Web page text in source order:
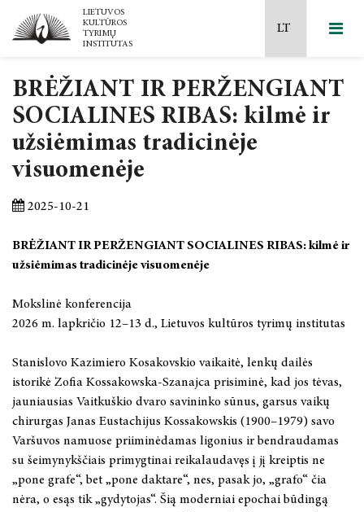
2026 m. balandžio 25 d.
2026 m. gegužės 7-8 d.
2026 m. gegužės 29- 30 d.
2026 m. lapkričio 12–13 d
2026 m. lapkričio 13 d.
2026 m. lapkričio 19–20 d.
2026 m. lapkričio 26 d.
Mokslinių tyrimų kryptys ir temos
Ilgalaikės programos
Bendradarbiavimo sutartys
Naujausi leidiniai
Monografijos, studijos, taikomieji leidiniai
Straipsnių rinkiniai
2025 m. gruodžio 5 d.
2025 m. lapkričio 20–21 d.
2025 m. lapkričio 20 d.
2025 m. lapkričio 19–20 d.
2025 m. lapkričio 19 d.
BRĖŽIANT IR PERŽENGIANT
SOCIALINES RIBAS: kilmė ir
užsiėmimas tradicinėje
visuomenėje
2025-10-21
BRĖŽIANT IR PERŽENGIANT SOCIALINES RIBAS:kilmė ir
užsiėmimas tradicinėje visuomenėje
Mokslinė konferencija
2026 m. lapkričio 12–13 d., Lietuvos kultūros tyrimų institutas
Stanislovo Kazimiero Kosakovskio vaikaitė, lenkų dailės
istorikė Zofia Kossakowska-Szanajca prisiminė, kad jos tėvas,
jauniausias Vaitkuškio dvaro savininko sūnus, garsus vaikų
chirurgas Janas Eustachijus Kossakowskis (1900–1979) savo
Varšuvos namuose priiminėdamas ligonius ir bendraudamas
su šeimynykščiais primygtinai reikalaudavęs į jį kreiptis ne
„pone grafe“, bet „pone daktare“, nes, pasak jo, „grafo“ čia
nėra, o esąs tik „gydytojas“. Šią moderniai epochai būdingą